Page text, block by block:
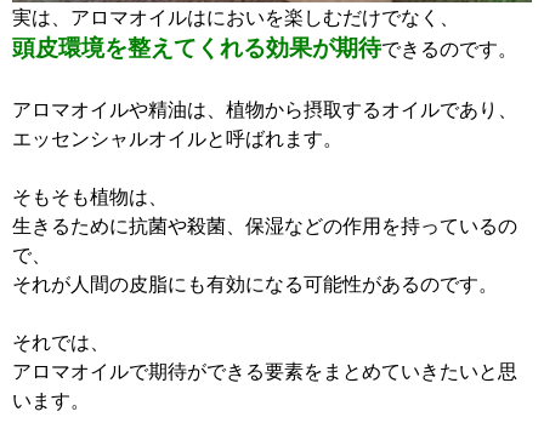
実は、アロマオイルはにおいを楽しむだけでなく、
頭皮環境を整えてくれる効果が期待できるのです。
アロマオイルや精油は、植物から摂取するオイルであり、
エッセンシャルオイルと呼ばれます。
そもそも植物は、
生きるために抗菌や殺菌、保湿などの作用を持っているの
で、
それが人間の皮脂にも有効になる可能性があるのです。
それでは、
アロマオイルで期待ができる要素をまとめていきたいと思
います。